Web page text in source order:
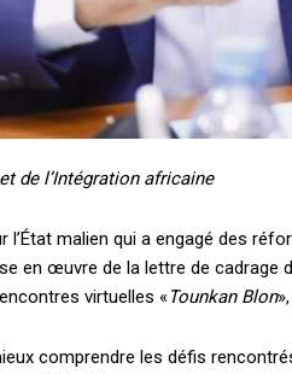
de l’Intégration africaine
malien qui a engagé des
en œuvre de la lettre de
virtuelles «Tounkan Blon
comprendre les défis